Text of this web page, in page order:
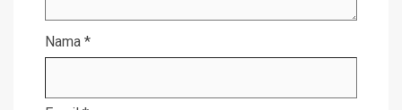
Nama *